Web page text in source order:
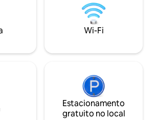
no pátio do
disponível)
praia de Saint
menos de 15
Muros e nas
Courtoisvilles.
Wi-Fi
Estacionamento
gratuito no local